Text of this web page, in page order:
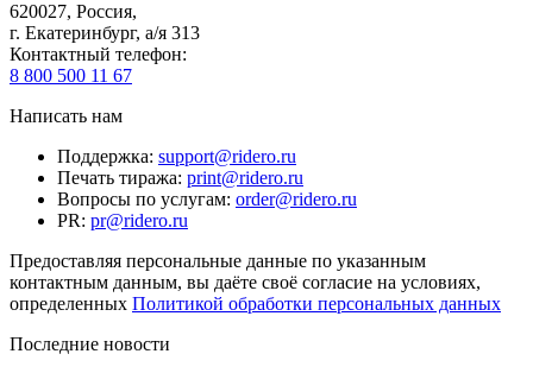
620027, Россия,
г. Екатеринбург, а/я 313
Контактный телефон:
8 800 500 11 67
Написать нам
Поддержка: support@ridero.ru
Печать тиража: print@ridero.ru
Вопросы по услугам: order@ridero.ru
PR: pr@ridero.ru
Предоставляя персональные данные по указанным
контактным данным, вы даёте своё согласие на условиях,
определенных Политикой обработки персональных данных
Последние новости